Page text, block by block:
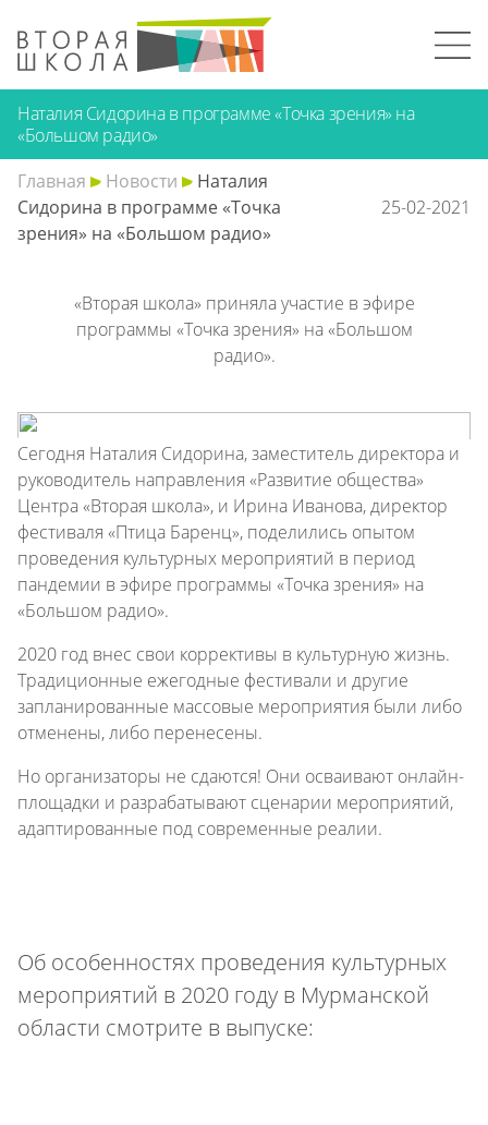
Наталия Сидорина в программе «Точка зрения» на
«Большом радио»
Главная
Новости
Наталия
Сидорина в программе «Точка
зрения» на «Большом радио»
25-02-2021
«Вторая школа» приняла участие в эфире
программы «Точка зрения» на «Большом
радио».
Сегодня Наталия Сидорина, заместитель директора и
руководитель направления «Развитие общества»
Центра «Вторая школа», и Ирина Иванова, директор
фестиваля «Птица Баренц», поделились опытом
проведения культурных мероприятий в период
пандемии в эфире программы «Точка зрения» на
«Большом радио».
2020 год внес свои коррективы в культурную жизнь.
Традиционные ежегодные фестивали и другие
запланированные массовые мероприятия были либо
отменены, либо перенесены.
Но организаторы не сдаются! Они осваивают онлайн-
площадки и разрабатывают сценарии мероприятий,
адаптированные под современные реалии.
Об особенностях проведения культурных
мероприятий в 2020 году в Мурманской
области смотрите в выпуске: